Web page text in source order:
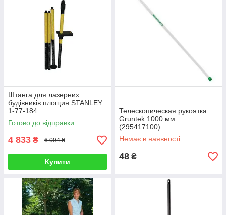
Штанга для лазерних
будівників площин STANLEY
1-77-184
Готово до відправки
4 833 ₴ 6 094 ₴
Купити
Телескопическая рукоятка
Gruntek 1000 мм
(295417100)
Немає в наявності
48 ₴